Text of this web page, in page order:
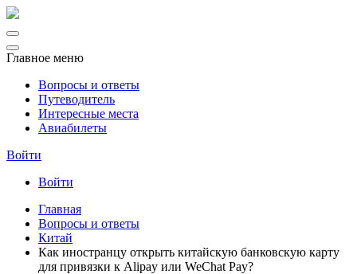
Главное меню
Вопросы и ответы
Путеводитель
Интересные места
Авиабилеты
Войти
Войти
Главная
Вопросы и ответы
Китай
Как иностранцу открыть китайскую банковскую карту
для привязки к Alipay или WeChat Pay?